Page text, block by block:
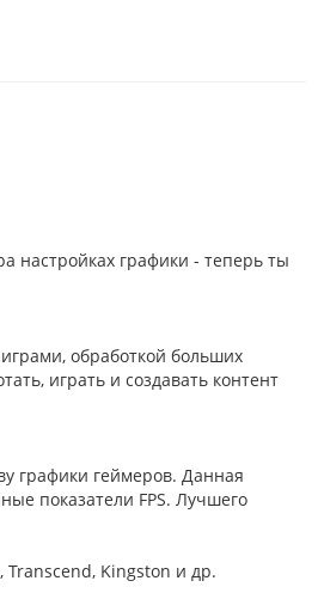
настройках графики - теперь ты
обработкой больших
играть и создавать контент
графики геймеров. Данная
показатели FPS. Лучшего
Transcend, Kingston и др.